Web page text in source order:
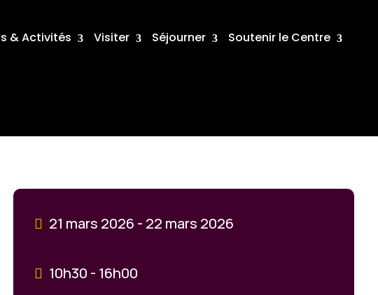
& Activités Visiter Séjourner Soutenir le Centre
21 mars 2026 - 22 mars 2026
10h30 - 16h00